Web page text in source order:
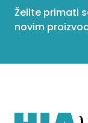
Želite primati
novim